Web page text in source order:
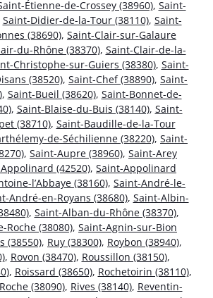
Étienne-de-Crossey (38960), Saint-
Saint-Didier-de-la-Tour (38110), Saint-
(38690), Saint-Clair-sur-Galaure
du-Rhône (38370), Saint-Clair-de-la-
Christophe-sur-Guiers (38380), Saint-
(38520), Saint-Chef (38890), Saint-
, Saint-Bueil (38620), Saint-Bonnet-de-
, Saint-Blaise-du-Buis (38140), Saint-
(38710), Saint-Baudille-de-la-Tour
de-Séchilienne (38220), Saint-
, Saint-Aupre (38960), Saint-Arey
(42520), Saint-Appolinard
l’Abbaye (38160), Saint-André-le-
André-en-Royans (38680), Saint-Albin-
, Saint-Alban-du-Rhône (38370),
Roche (38080), Saint-Agnin-sur-Bion
(38550), Ruy (38300), Roybon (38940),
, Rovon (38470), Roussillon (38150),
, Roissard (38650), Rochetoirin (38110),
Roche (38090), Rives (38140), Reventin-